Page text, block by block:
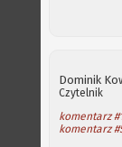
Dominik
Czytelnik
komentarz
komentarz